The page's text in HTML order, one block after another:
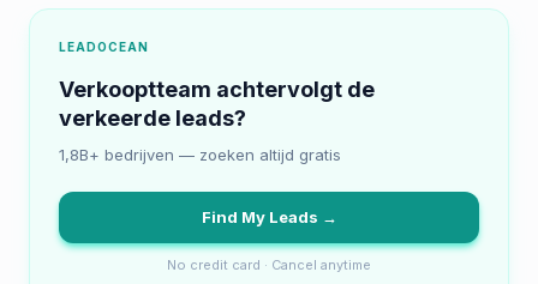
LEADOCEAN
Verkooptteam achtervolgt de
verkeerde leads?
1,8B+ bedrijven — zoeken altijd gratis
Find My Leads →
No credit card · Cancel anytime